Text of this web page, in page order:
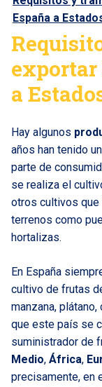
España a
exportar
a
Hay algunos
años han tenido
parte de
se realiza el
otros cultivos que
terrenos como
hortalizas.
En España
cultivo de frutas
manzana,
que este país se
suministrador de
Medio, África,
precisamente, en